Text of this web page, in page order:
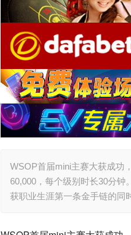
WSOP首届mini主赛大获成功
60,000，每个级别时长30分
获职业生涯第一条金手链的同